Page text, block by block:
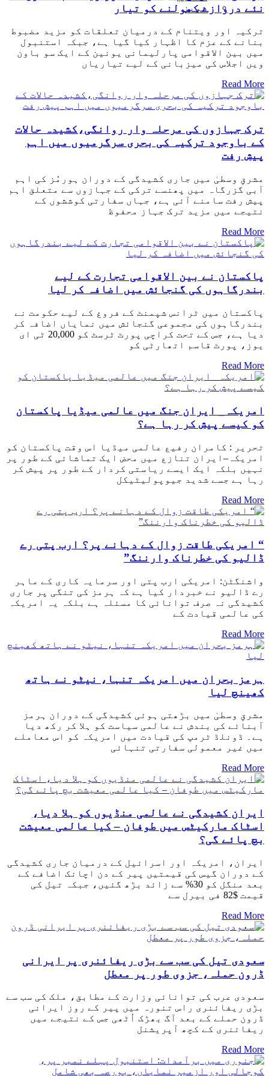
شوبز
نئے دروازے کھولنے کو تیار
ترکیہ اور ویتنام کے درمیان تعلقات کو مزید مضبوط
بنانے کے عزم کا اظہار کیا گیا ہے، جبکہ استنبول
میں بین الاقوامی پارلیمانی یونین کے ایک سو باون
ویں اجلاس کی میزبانی کے لیے تیاریاں
Read More
ترک جہازوں کی مرحلہ وار روانگی،کشیدہ حالات
کے باوجود ترکیہ کی بحری سرگرمیوں میں اہم
پیش رفت
مشرقِ وسطیٰ میں جاری کشیدگی کے دوران ہورمُز کی اہم
آبی گزرگاہ میں پھنسے ترکی کے جہازوں سے متعلق اہم
پیش رفت سامنے آئی ہے، جہاں سفارتی کوششوں کے
نتیجے میں مزید ترک جہاز محفوظ
Read More
پاکستان نے بین الاقوامی تجارت کے لیے
بندرگاہوں کی گنجائش میں اضافہ کر لیا
پاکستان میں ٹرانس شپمنٹ کے فروغ کے لیے حکومت نے
بندرگاہوں کی مجموعی گنجائش میں نمایاں اضافہ کر
دیا ہے، جس کے تحت کراچی پورٹ ٹرسٹ کو 20,000 ٹی ای
یوز، پورٹ قاسم اتھارٹی کو
Read More
امریکہ_ ایران جنگ میں عالمی میڈیا پاکستان
کو کیسے پیش کر رہا ہے؟
تحریر : کامران رفیع عالمی میڈیا اس وقت پاکستان کو
امریکہ–ایران تنازع میں محض ایک تماشائی کے طور پر
نہیں بلکہ ایک ایسے ریاستی کردار کے طور پر پیش کر
رہا ہے جسے شدید جیوپولیٹیکل
Read More
“ امریکی طاقت زوال کے دہانے پر؟ ارب پتی رے
ڈالیو کی خطرناک وارننگ”
واشنگٹن: امریکی ارب پتی اور سرمایہ کاری کے ماہر
رے ڈالیو نے خبردار کیا ہے کہ ہرمز کی تنگی پر جاری
کشیدگی نہ صرف توانائی کا مسئلہ ہے بلکہ یہ امریکہ
کی عالمی قیادت کے
Read More
ہرمز بحران میں امریکہ تنہا، نیٹو نے ہاتھ
کھینچ لیا
مشرقِ وسطیٰ میں بڑھتی ہوئی کشیدگی کے دوران ہرمز
آبنائے کی بندش نے عالمی سیاست کو ہلا کر رکھ دیا
ہے۔ ڈونلڈ ٹرمپ کی قیادت میں امریکہ کو اس معاملے
میں غیر معمولی سفارتی تنہائی
Read More
ایران کشیدگی نے عالمی منڈیوں کو ہلا دیا،
اسٹاک مارکیٹس میں طوفان – کیا عالمی معیشت
بچ پائے گی؟
ایران، امریکہ اور اسرائیل کے درمیان جاری کشیدگی
کے دوران گیس کی قیمتیں پیر کے دن اچانک اضافے کے
بعد منگل کو 30% سے زائد بڑھ گئیں، جبکہ تیل کی
قیمت $82 فی بیرل سے
Read More
سعودی تیل کی سب سے بڑی ریفائنری پر ایرانی
ڈرون حملہ، جزوی طور پر معطل
سعودی عرب کی توانائی وزارت کے مطابق، ملک کی سب سے
بڑی ریفائنری راس تنورہ میں پیر کے روز ایرانی
ڈرون حملے کے بعد آگ بھڑک اُٹھی جس کے نتیجے میں
ریفائنری کے کچھ آپریشنل
Read More